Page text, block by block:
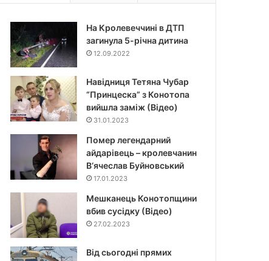
На Кролевеччині в ДТП
загинула 5-річна дитина
12.09.2022
Навідниця Тетяна Чубар
“Принцеска” з Конотопа
вийшла заміж (Відео)
31.01.2023
Помер легендарний
айдарівець – кролевчанин
В‘ячеслав Буйновський
17.01.2023
Мешканець Конотопщини
вбив сусідку (Відео)
27.02.2023
Від сьогодні прямих